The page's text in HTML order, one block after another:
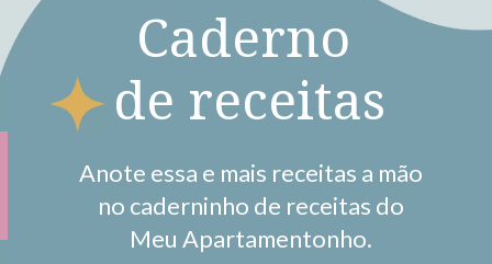
Caderno
de receitas
Anote essa e mais receitas a mão
no caderninho de receitas do
Meu Apartamentonho.